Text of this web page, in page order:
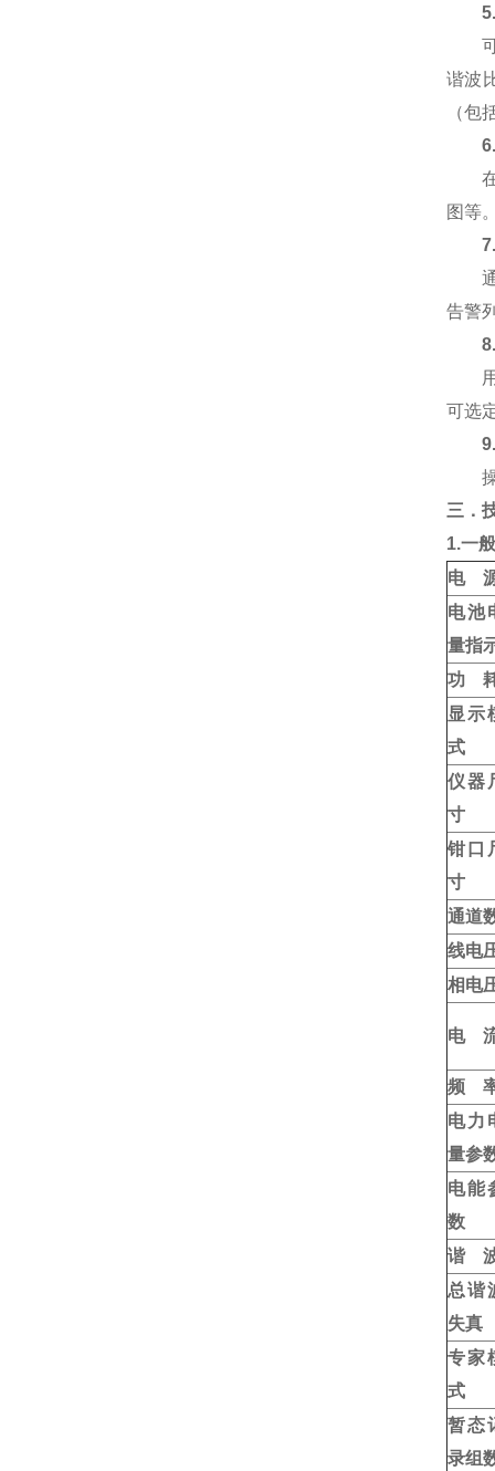
可
谐波
（包
在
图等
通
告警
用
可选
操
三．
1.一
电
电池
量指
功
显示
式
仪器
寸
钳口
寸
通道
线电
相电
电
频
电力
量参
电能
数
谐
总谐
失真
专家
式
暂态
录组